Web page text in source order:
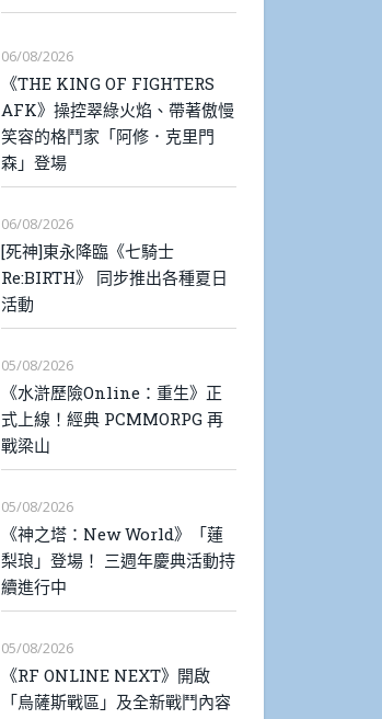
06/08/2026
《THE KING OF FIGHTERS
AFK》操控翠綠火焰、帶著傲慢
笑容的格鬥家「阿修．克里門
森」登場
06/08/2026
[死神]東永降臨《七騎士
Re:BIRTH》 同步推出各種夏日
活動
05/08/2026
《水滸歷險Online：重生》正
式上線！經典 PCMMORPG 再
戰梁山
05/08/2026
《神之塔：New World》「蓮
梨琅」登場！ 三週年慶典活動持
續進行中
05/08/2026
《RF ONLINE NEXT》開啟
「烏薩斯戰區」及全新戰鬥內容